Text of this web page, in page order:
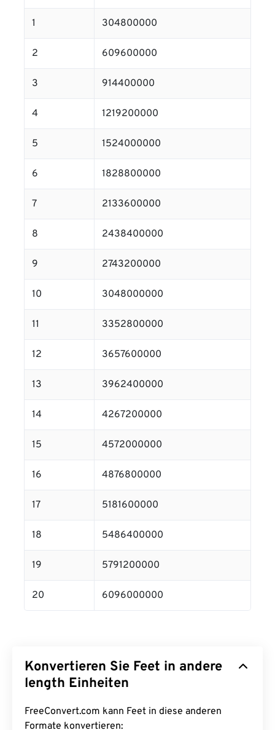
1 304800000
2 609600000
3 914400000
4 1219200000
5 1524000000
6 1828800000
7 2133600000
8 2438400000
9 2743200000
10 3048000000
11 3352800000
12 3657600000
13 3962400000
14 4267200000
15 4572000000
16 4876800000
17 5181600000
18 5486400000
19 5791200000
20 6096000000
Konvertieren Sie Feet in andere
length Einheiten
FreeConvert.com kann Feet in diese anderen
Formate konvertieren: